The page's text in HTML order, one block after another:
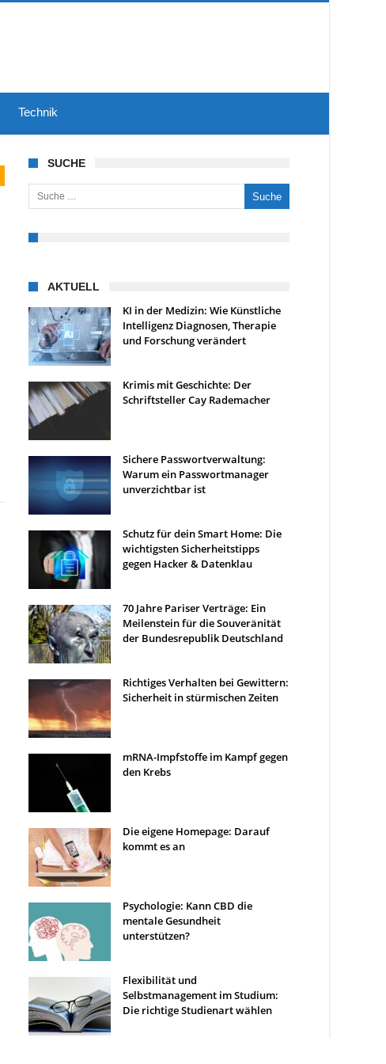
Technik
SUCHE
Suche nach:
AKTUELL
KI in der Medizin: Wie Künstliche
Intelligenz Diagnosen, Therapie
und Forschung verändert
Krimis mit Geschichte: Der
Schriftsteller Cay Rademacher
Sichere Passwortverwaltung:
Warum ein Passwortmanager
unverzichtbar ist
Schutz für dein Smart Home: Die
wichtigsten Sicherheitstipps
gegen Hacker & Datenklau
70 Jahre Pariser Verträge: Ein
Meilenstein für die Souveränität
der Bundesrepublik Deutschland
Richtiges Verhalten bei Gewittern:
Sicherheit in stürmischen Zeiten
mRNA-Impfstoffe im Kampf gegen
den Krebs
Die eigene Homepage: Darauf
kommt es an
Psychologie: Kann CBD die
mentale Gesundheit
unterstützen?
Flexibilität und
Selbstmanagement im Studium:
Die richtige Studienart wählen